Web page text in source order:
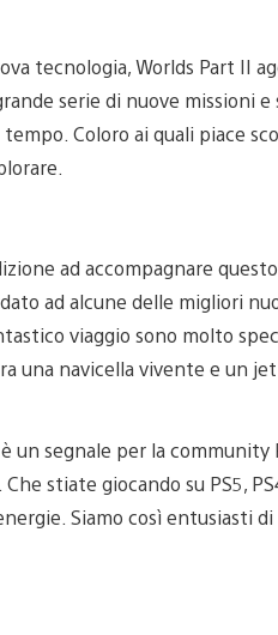
tecnologia, Worlds Part II
serie di nuove missioni
Coloro ai quali piace
ad accompagnare
ad alcune delle migliori
viaggio sono molto
una navicella vivente e un
un segnale per la
stiate giocando su PS5,
Siamo così entusiasti